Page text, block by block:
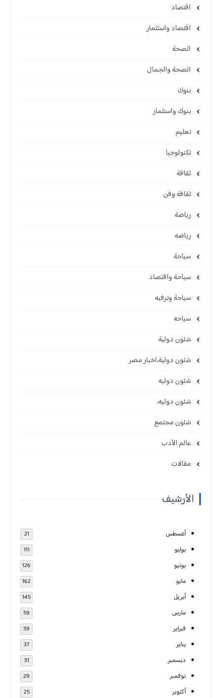
اقتصاد
اقتصاد واستثمار
الصحة
الصحة والجمال
بنوك
بنوك واستثمار
تعليم
تكنولوجيا
ثقافة
ثقافة وفن
رياضة
رياضه
سياحة
سياحة واقتصاد
سياحة وترفيه
سياحه
شئون دولية
شئون دولية،اخبار مصر
شئون دوليه
شئون دوليه،
شئون مجتمع
عالم الأدب
مقالات
الأرشيف
أغسطس 21
يوليو 111
يونيو 126
مايو 162
أبريل 145
مارس 59
فبراير 39
يناير 37
ديسمبر 51
نوفمبر 29
أكتوبر 25